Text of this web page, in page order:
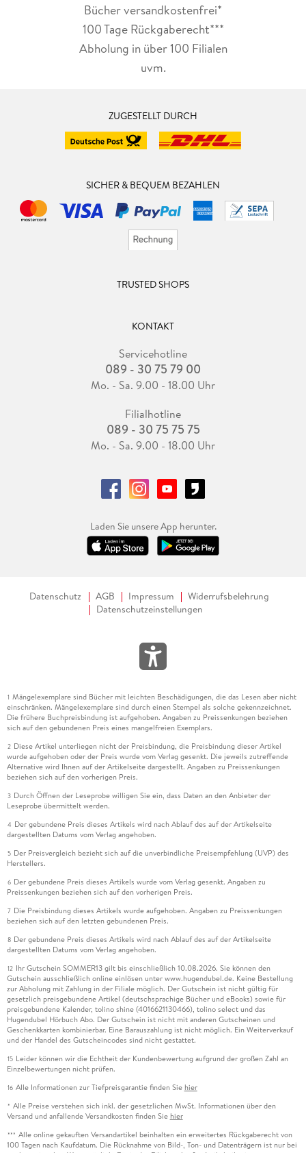
Bücher versandkostenfrei*
100 Tage Rückgaberecht***
Abholung in über 100 Filialen
uvm.
ZUGESTELLT DURCH
SICHER & BEQUEM BEZAHLEN
TRUSTED SHOPS
KONTAKT
Servicehotline
089 - 30 75 79 00
Mo. - Sa. 9.00 - 18.00 Uhr
Filialhotline
089 - 30 75 75 75
Mo. - Sa. 9.00 - 18.00 Uhr
Laden Sie unsere App herunter.
Datenschutz AGB Impressum
Widerrufsbelehrung
Datenschutzeinstellungen
1 Mängelexemplare sind Bücher mit leichten Beschädigungen, die das Lesen aber nicht
einschränken. Mängelexemplare sind durch einen Stempel als solche gekennzeichnet.
Die frühere Buchpreisbindung ist aufgehoben. Angaben zu Preissenkungen beziehen
sich auf den gebundenen Preis eines mangelfreien Exemplars.
2 Diese Artikel unterliegen nicht der Preisbindung, die Preisbindung dieser Artikel
wurde aufgehoben oder der Preis wurde vom Verlag gesenkt. Die jeweils zutreffende
Alternative wird Ihnen auf der Artikelseite dargestellt. Angaben zu Preissenkungen
beziehen sich auf den vorherigen Preis.
3 Durch Öffnen der Leseprobe willigen Sie ein, dass Daten an den Anbieter der
Leseprobe übermittelt werden.
4 Der gebundene Preis dieses Artikels wird nach Ablauf des auf der Artikelseite
dargestellten Datums vom Verlag angehoben.
5 Der Preisvergleich bezieht sich auf die unverbindliche Preisempfehlung (UVP) des
Herstellers.
6 Der gebundene Preis dieses Artikels wurde vom Verlag gesenkt. Angaben zu
Preissenkungen beziehen sich auf den vorherigen Preis.
7 Die Preisbindung dieses Artikels wurde aufgehoben. Angaben zu Preissenkungen
beziehen sich auf den letzten gebundenen Preis.
8 Der gebundene Preis dieses Artikels wird nach Ablauf des auf der Artikelseite
dargestellten Datums vom Verlag angehoben.
12 Ihr Gutschein SOMMER13 gilt bis einschließlich 10.08.2026. Sie können den
Gutschein ausschließlich online einlösen unter www.hugendubel.de. Keine Bestellung
zur Abholung mit Zahlung in der Filiale möglich. Der Gutschein ist nicht gültig für
gesetzlich preisgebundene Artikel (deutschsprachige Bücher und eBooks) sowie für
preisgebundene Kalender, tolino shine (4016621130466), tolino select und das
Hugendubel Hörbuch Abo. Der Gutschein ist nicht mit anderen Gutscheinen und
Geschenkkarten kombinierbar. Eine Barauszahlung ist nicht möglich. Ein Weiterverkauf
und der Handel des Gutscheincodes sind nicht gestattet.
15 Leider können wir die Echtheit der Kundenbewertung aufgrund der großen Zahl an
Einzelbewertungen nicht prüfen.
16 Alle Informationen zur Tiefpreisgarantie finden Sie hier
* Alle Preise verstehen sich inkl. der gesetzlichen MwSt. Informationen über den
Versand und anfallende Versandkosten finden Sie hier
*** Alle online gekauften Versandartikel beinhalten ein erweitertes Rückgaberecht von
100 Tagen nach Kaufdatum. Die Rücknahme von Bild-, Ton- und Datenträgern ist nur bei